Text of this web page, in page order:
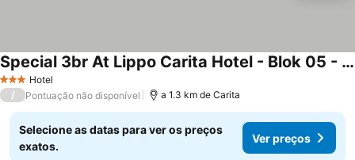
3 EstrelasHotel
Special 3br At Lippo Carita Hotel - Blok 05 - Condominium Selatan
/ Pontuação não disponível a 1.3 km de Carita
Selecione as datas para ver os preços
exatos.
Ver preços